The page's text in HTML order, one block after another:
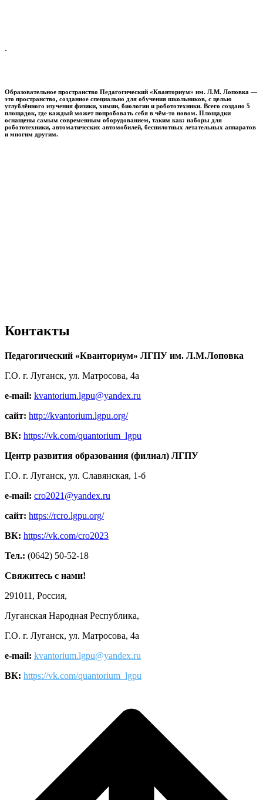
.
Образовательное пространство Педагогический «Кванториум» им. Л.М. Лоповка —
это пространство, созданное специально для обучения школьников, с целью
углублённого изучения физики, химии, биологии и робототехники. Всего создано 5
площадок, где каждый может попробовать себя в чём-то новом. Площадки
оснащены самым современным оборудованием, таким как: наборы для
робототехники, автоматических автомобилей, беспилотных летательных аппаратов
и многим другим.
Контакты
Педагогический «Кванториум» ЛГПУ им. Л.М.Лоповка
Г.О. г. Луганск, ул. Матросова, 4а
e-mail: kvantorium.lgpu@yandex.ru
сайт: http://kvantorium.lgpu.org/
ВК: https://vk.com/quantorium_lgpu
Центр развития образования (филиал) ЛГПУ
Г.О. г. Луганск, ул. Славянская, 1-б
e-mail: cro2021@yandex.ru
сайт: https://rcro.lgpu.org/
ВК: https://vk.com/cro2023
Тел.: (0642) 50-52-18
Свяжитесь с нами!
291011, Россия,
Луганская Народная Республика,
Г.О. г. Луганск, ул. Матросова, 4а
e-mail: kvantorium.lgpu@yandex.ru
ВК: https://vk.com/quantorium_lgpu